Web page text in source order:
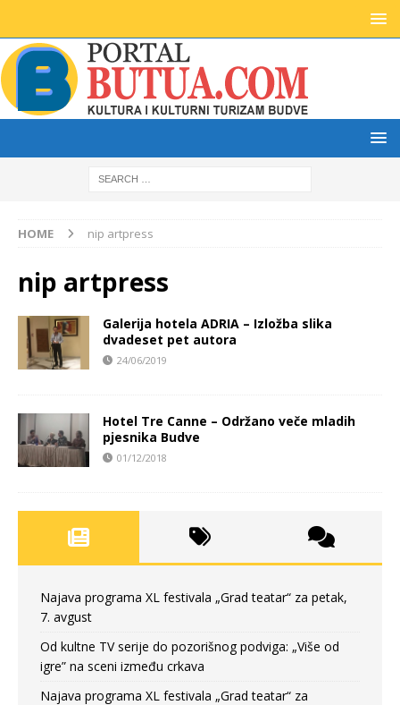
HOME nip artpress
nip artpress
Galerija hotela ADRIA – Izložba slika
dvadeset pet autora
24/06/2019
Hotel Tre Canne – Održano veče mladih
pjesnika Budve
01/12/2018
Najava programa XL festivala „Grad teatar“ za petak,
7. avgust
Od kultne TV serije do pozorišnog podviga: „Više od
igre” na sceni između crkava
Najava programa XL festivala „Grad teatar“ za